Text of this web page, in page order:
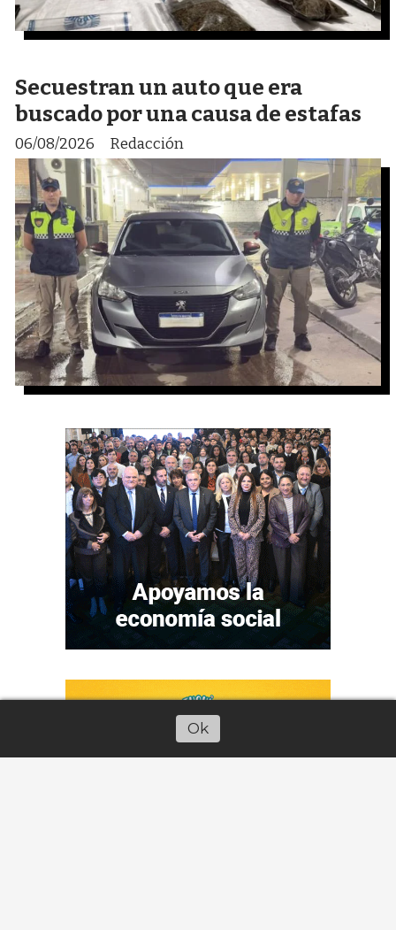
Secuestran un auto que era
buscado por una causa de estafas
Redacción
06/08/2026
Ok